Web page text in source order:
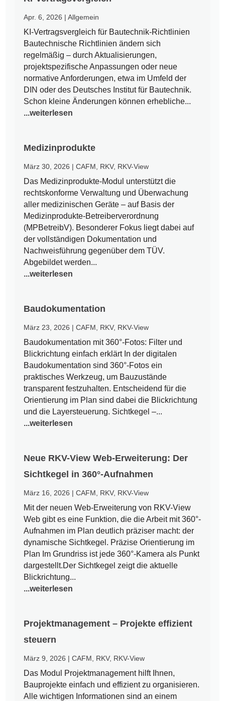
Apr. 6, 2026 |Allgemein
KI-Vertragsvergleich für Bautechnik-Richtlinien
Bautechnische Richtlinien ändern sich
regelmäßig – durch Aktualisierungen,
projektspezifische Anpassungen oder neue
normative Anforderungen, etwa im Umfeld der
DIN oder des Deutsches Institut für Bautechnik.
Schon kleine Änderungen können erhebliche...
...weiterlesen
Medizinprodukte
März 30, 2026 |CAFM RKV, RKV-View
Das Medizinprodukte-Modul unterstützt die
rechtskonforme Verwaltung und Überwachung
aller medizinischen Geräte – auf Basis der
Medizinprodukte-Betreiberverordnung
(MPBetreibV). Besonderer Fokus liegt dabei auf
der vollständigen Dokumentation und
Nachweisführung gegenüber dem TÜV.
Abgebildet werden...
...weiterlesen
Baudokumentation
März 23, 2026 |CAFM RKV, RKV-View
Baudokumentation mit 360°-Fotos: Filter und
Blickrichtung einfach erklärt In der digitalen
Baudokumentation sind 360°-Fotos ein
praktisches Werkzeug, um Bauzustände
transparent festzuhalten. Entscheidend für die
Orientierung im Plan sind dabei die Blickrichtung
und die Layersteuerung. Sichtkegel –...
...weiterlesen
Neue RKV-View Web-Erweiterung: Der
Sichtkegel in 360°-Aufnahmen
März 16, 2026 |CAFM RKV, RKV-View
Mit der neuen Web-Erweiterung von RKV-View
Web gibt es eine Funktion, die die Arbeit mit 360°-
Aufnahmen im Plan deutlich präziser macht: der
dynamische Sichtkegel. Präzise Orientierung im
Plan Im Grundriss ist jede 360°-Kamera als Punkt
dargestellt.Der Sichtkegel zeigt die aktuelle
Blickrichtung...
...weiterlesen
Projektmanagement – Projekte effizient
steuern
März 9, 2026 |CAFM RKV, RKV-View
Das Modul Projektmanagement hilft Ihnen,
Bauprojekte einfach und effizient zu organisieren.
Alle wichtigen Informationen sind an einem